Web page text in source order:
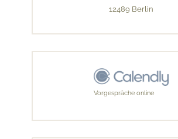
12489 Berlin
Vorgespräche online